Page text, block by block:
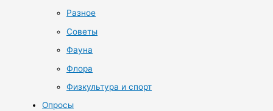
Разное
Советы
Фауна
Флора
Физкультура и спорт
Опросы